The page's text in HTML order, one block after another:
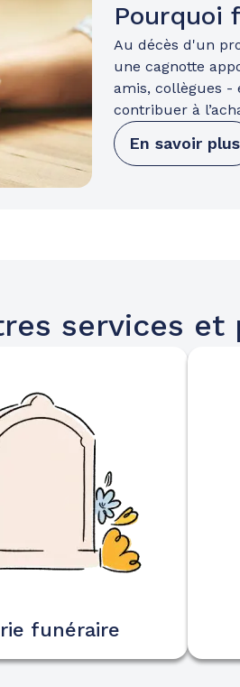
Pourquoi
Au décès d'un
une cagnotte
amis, collègues -
contribuer à
En savoir plus
services
funéraire